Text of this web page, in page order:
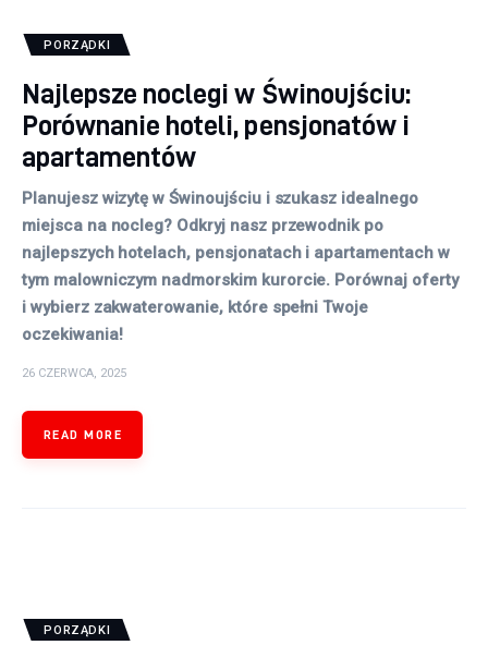
PORZĄDKI
Najlepsze noclegi w Świnoujściu:
Porównanie hoteli, pensjonatów i
apartamentów
Planujesz wizytę w Świnoujściu i szukasz idealnego
miejsca na nocleg? Odkryj nasz przewodnik po
najlepszych hotelach, pensjonatach i apartamentach w
tym malowniczym nadmorskim kurorcie. Porównaj oferty
i wybierz zakwaterowanie, które spełni Twoje
oczekiwania!
26 CZERWCA, 2025
READ MORE
PORZĄDKI